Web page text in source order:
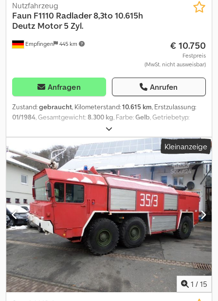
Empfingen 445 km
Nutzfahrzeug
Faun F1110 Radlader 8,3to 10.615h
Deutz Motor 5 Zyl.
€ 10.750
Festpreis
(MwSt. nicht ausweisbar)
Anfragen Anrufen
Zustand:gebraucht, Kilometerstand:10.615 km, Erstzulassung:
01/1984, Gesamtgewicht:8.300 kg, Farbe:Gelb, Getriebetyp:
, Kraftstofftyp:
Emissionsklasse:keine, Baujahr:1984, Betriebsstunden:10.615 h,
68 kW (92,45 PS), Federung: Sonstige, Reifengröße:
17.5R25, Vorderreifengröße:17.5R25, Hinterreifengröße:
Fahrerkabine:Sonstige, Betriebsgewicht:8.300 kg, Bauhöhe:
3.200 mm, Höchstgeschwindigkeit:20 km/h, Ausstattung:
Allradantrieb, Beleuchtung, Fahrgestell, Fronthubwerk,
Frontlader, Hydraulik, Kabine, Kopfschutz, Nebelscheinwerfer,
Schiebetür, Standard-Schaufel, Traktionskontrolle,
Zusatzscheinwerfer
, Faun F1110 Radlader * Allradantrieb *
Knicklenker Radlader * Vollkabine * Heizung * Schwingsitz *
Druckluft * 5 Zylinder Deutz Motor Dcsdeyy Ivaspfx Alajk * 3 Gang
Vorwärts+Rückwärts * Bereifung: 17,5 R25, TOP-Profil an
Vorderachse * 20 km/h Schild * Rangier AHK hinten * Vorrüstung
für Rundumleuchte * Arbeitsscheinwerfer * Scheibenbremsen *
Außenmaße (für Transport): L- 6,20 m, B- 2,20 m, H- 3,20 m *
schöner Zustand - ölt nicht!! - Lichter und Blinker funktionieren
Kleinanzeige
1 / 15